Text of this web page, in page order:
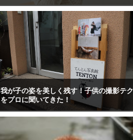
我が子の姿を美しく残す！子供の撮影テク
をプロに聞いてきた！